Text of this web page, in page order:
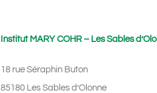
Institut MARY COHR – Les Sables
18 rue Séraphin Buton
85180 Les Sables d’Olonne